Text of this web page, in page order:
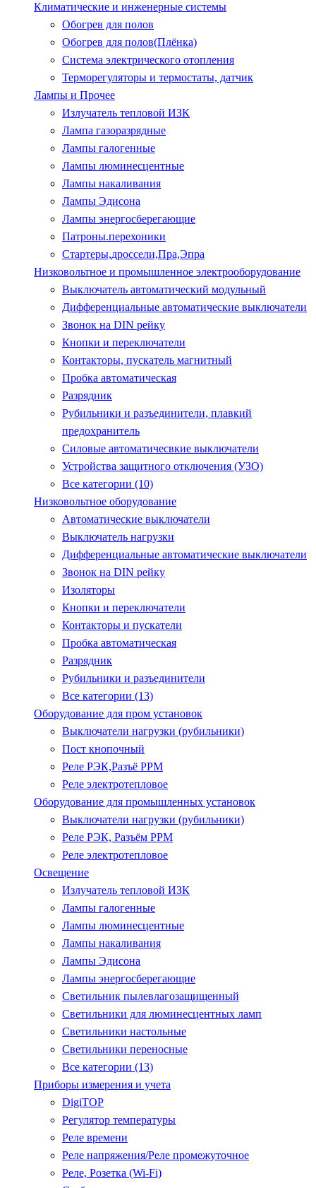
Климатические и инженерные системы
Обогрев для полов
Обогрев для полов(Плёнка)
Система электрического отопления
Терморегуляторы и термостаты, датчик
Лампы и Прочее
Излучатель тепловой ИЗК
Лампа газоразрядные
Лампы галогенные
Лампы люминесцентные
Лампы накаливания
Лампы Эдисона
Лампы энергосберегающие
Патроны.перехоники
Стартеры,дроссели,Пра,Эпра
Низковольтное и промышленное электрооборудование
Выключатель автоматический модульный
Дифференциальные автоматические выключатели
Звонок на DIN рейку
Кнопки и переключатели
Контакторы, пускатель магнитный
Пробка автоматическая
Разрядник
Рубильники и разъединители, плавкий
предохранитель
Силовые автоматичесвкие выключатели
Устройства защитного отключения (УЗО)
Все категории (10)
Низковольтное оборудование
Автоматические выключатели
Выключатель нагрузки
Дифференциальные автоматические выключатели
Звонок на DIN рейку
Изоляторы
Кнопки и переключатели
Контакторы и пускатели
Пробка автоматическая
Разрядник
Рубильники и разъединители
Все категории (13)
Оборудование для пром установок
Выключатели нагрузки (рубильники)
Пост кнопочный
Реле РЭК,Разъё РРМ
Реле электротепловое
Оборудование для промышленных установок
Выключатели нагрузки (рубильники)
Реле РЭК, Разъём РРМ
Реле электротепловое
Освещение
Излучатель тепловой ИЗК
Лампы галогенные
Лампы люминесцентные
Лампы накаливания
Лампы Эдисона
Лампы энергосберегающие
Светильник пылевлагозащищенный
Светильники для люминесцентных ламп
Светильники настольные
Светильники переносные
Все категории (13)
Приборы измерения и учета
DigiTOP
Регулятор температуры
Реле времени
Реле напряжения/Реле промежуточное
Реле, Розетка (Wi-Fi)